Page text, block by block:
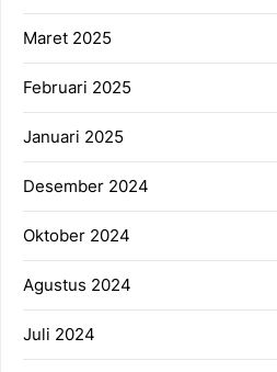
Maret 2025
Februari 2025
Januari 2025
Desember 2024
Oktober 2024
Agustus 2024
Juli 2024